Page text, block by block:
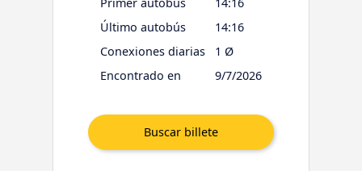
Primer autobús
14:16
Último autobús
14:16
Conexiones diarias
1 Ø
Encontrado en
9/7/2026